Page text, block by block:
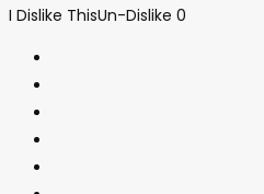
I Dislike ThisUn-Dislike 0